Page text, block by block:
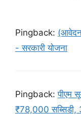
Pingback: (आवेदन
- सरकारी योजना
Pingback:पीएम
₹78,000